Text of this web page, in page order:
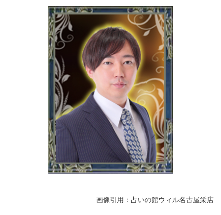
画像引用：占いの館ウィル名古屋栄店